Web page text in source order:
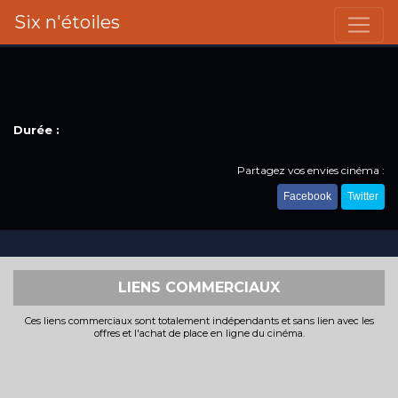
Six n'étoiles
Durée :
Partagez vos envies cinéma :
Facebook Twitter
LIENS COMMERCIAUX
Ces liens commerciaux sont totalement indépendants et sans lien avec les
offres et l'achat de place en ligne du cinéma.